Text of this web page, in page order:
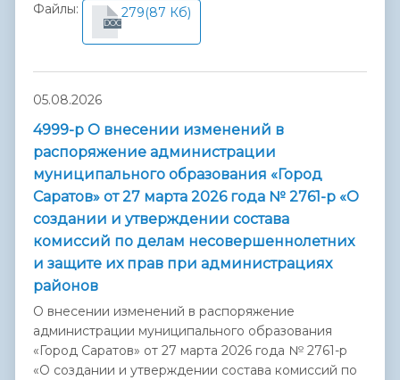
Файлы:
DOC
279(87 Кб)
05.08.2026
4999-р О внесении изменений в
распоряжение администрации
муниципального образования «Город
Саратов» от 27 марта 2026 года № 2761-р «О
создании и утверждении состава
комиссий по делам несовершеннолетних
и защите их прав при администрациях
районов
О внесении изменений в распоряжение
администрации муниципального образования
«Город Саратов» от 27 марта 2026 года № 2761-р
«О создании и утверждении состава комиссий по